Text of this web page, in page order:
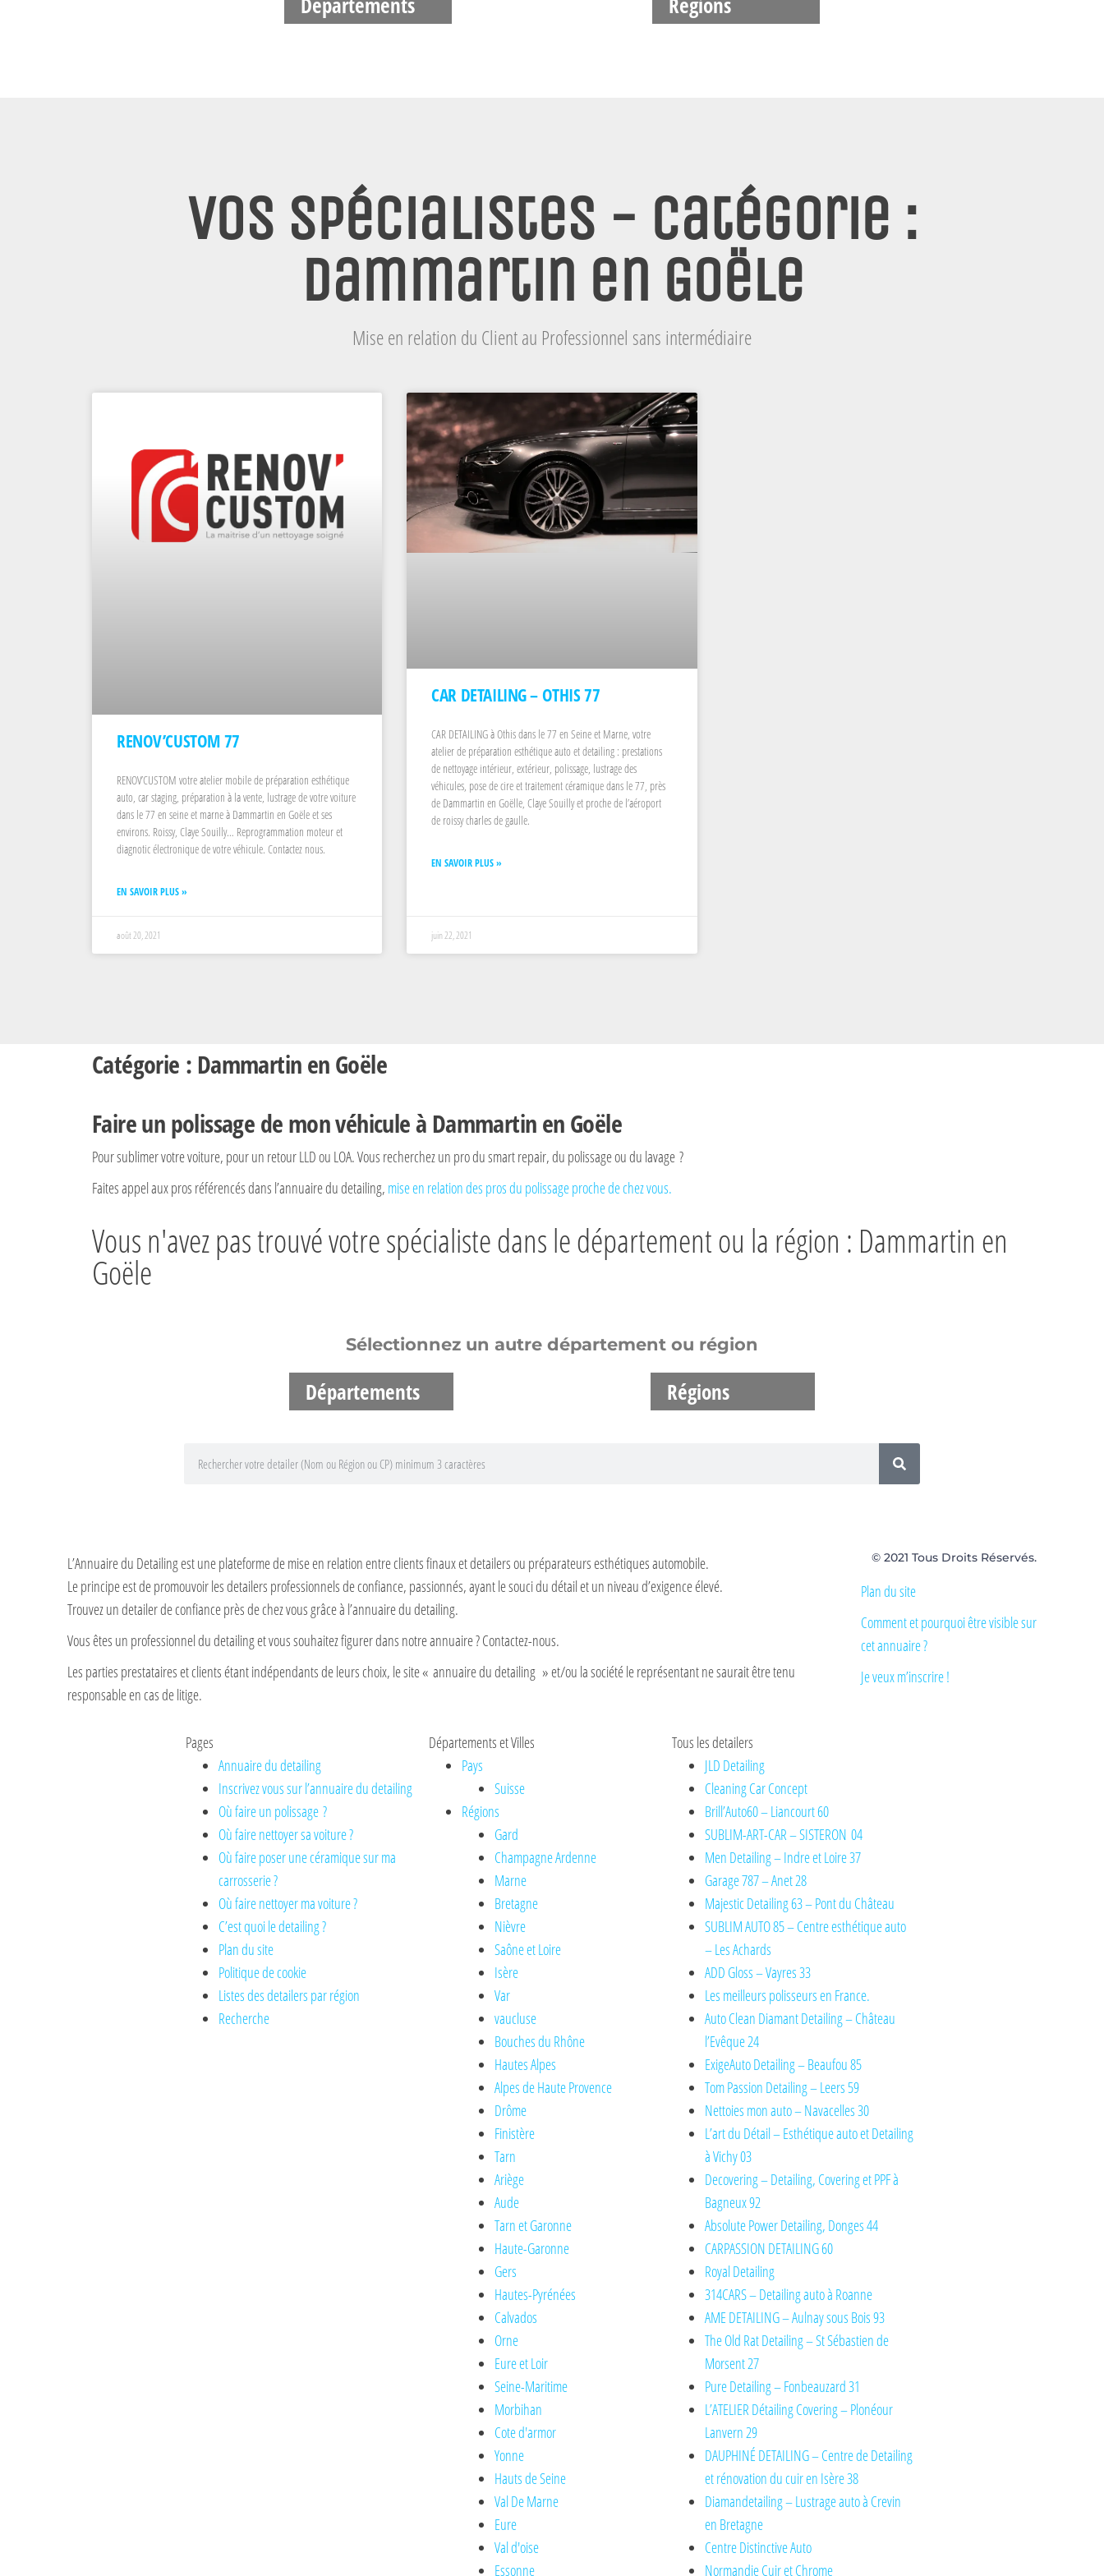
Vos spécialistes - Catégorie :
Dammartin en Goële
Mise en relation du Client au Professionnel sans intermédiaire
RENOV’CUSTOM 77
RENOV’CUSTOM votre atelier mobile de préparation esthétique
auto, car staging, préparation à la vente, lustrage de votre voiture
dans le 77 en seine et marne à Dammartin en Goële et ses
environs. Roissy, Claye Souilly… Reprogrammation moteur et
diagnotic électronique de votre véhicule. Contactez nous.
EN SAVOIR PLUS »
août 20, 2021
CAR DETAILING – OTHIS 77
CAR DETAILING à Othis dans le 77 en Seine et Marne, votre
atelier de préparation esthétique auto et detailing : prestations
de nettoyage intérieur, extérieur, polissage, lustrage des
véhicules, pose de cire et traitement céramique dans le 77, près
de Dammartin en Goëlle, Claye Souilly et proche de l’aéroport
de roissy charles de gaulle.
EN SAVOIR PLUS »
juin 22, 2021
Catégorie : Dammartin en Goële
Faire un polissage de mon véhicule à Dammartin en Goële
Pour sublimer votre voiture, pour un retour LLD ou LOA. Vous recherchez un pro du smart repair, du polissage ou du lavage ?
Faites appel aux pros référencés dans l’annuaire du detailing, mise en relation des pros du polissage proche de chez vous.
Vous n'avez pas trouvé votre spécialiste dans le département ou la région : Dammartin en
Goële
Sélectionnez un autre département ou région
Départements Régions
L’Annuaire du Detailing est une plateforme de mise en relation entre clients finaux et detailers ou préparateurs esthétiques automobile.
Le principe est de promouvoir les detailers professionnels de confiance, passionnés, ayant le souci du détail et un niveau d’exigence élevé.
Trouvez un detailer de confiance près de chez vous grâce à l’annuaire du detailing.
Vous êtes un professionnel du detailing et vous souhaitez figurer dans notre annuaire ? Contactez-nous.
Les parties prestataires et clients étant indépendants de leurs choix, le site « annuaire du detailing » et/ou la société le représentant ne saurait être tenu
responsable en cas de litige.
© 2021 Tous Droits Réservés.
Plan du site
Comment et pourquoi être visible sur
cet annuaire ?
Je veux m’inscrire !
Pages
Annuaire du detailing
Inscrivez vous sur l’annuaire du detailing
Où faire un polissage ?
Où faire nettoyer sa voiture ?
Où faire poser une céramique sur ma
carrosserie ?
Où faire nettoyer ma voiture ?
C’est quoi le detailing ?
Plan du site
Politique de cookie
Listes des detailers par région
Recherche
Départements et Villes
Pays
Suisse
Régions
Gard
Champagne Ardenne
Marne
Bretagne
Nièvre
Saône et Loire
Isère
Var
vaucluse
Bouches du Rhône
Hautes Alpes
Alpes de Haute Provence
Drôme
Finistère
Tarn
Ariège
Aude
Tarn et Garonne
Haute-Garonne
Gers
Hautes-Pyrénées
Calvados
Orne
Eure et Loir
Seine-Maritime
Morbihan
Cote d'armor
Yonne
Hauts de Seine
Val De Marne
Eure
Val d'oise
Essonne
Tous les detailers
JLD Detailing
Cleaning Car Concept
Brill’Auto60 – Liancourt 60
SUBLIM-ART-CAR – SISTERON 04
Men Detailing – Indre et Loire 37
Garage 787 – Anet 28
Majestic Detailing 63 – Pont du Château
SUBLIM AUTO 85 – Centre esthétique auto
– Les Achards
ADD Gloss – Vayres 33
Les meilleurs polisseurs en France.
Auto Clean Diamant Detailing – Château
l’Evêque 24
ExigeAuto Detailing – Beaufou 85
Tom Passion Detailing – Leers 59
Nettoies mon auto – Navacelles 30
L’art du Détail – Esthétique auto et Detailing
à Vichy 03
Decovering – Detailing, Covering et PPF à
Bagneux 92
Absolute Power Detailing, Donges 44
CARPASSION DETAILING 60
Royal Detailing
314CARS – Detailing auto à Roanne
AME DETAILING – Aulnay sous Bois 93
The Old Rat Detailing – St Sébastien de
Morsent 27
Pure Detailing – Fonbeauzard 31
L’ATELIER Détailing Covering – Plonéour
Lanvern 29
DAUPHINÉ DETAILING – Centre de Detailing
et rénovation du cuir en Isère 38
Diamandetailing – Lustrage auto à Crevin
en Bretagne
Centre Distinctive Auto
Normandie Cuir et Chrome